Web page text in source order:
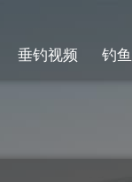
垂钓视频 钓